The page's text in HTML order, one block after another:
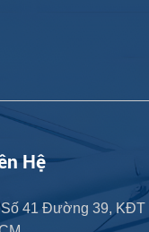
Hệ
Số 41 Đường 39, KĐT